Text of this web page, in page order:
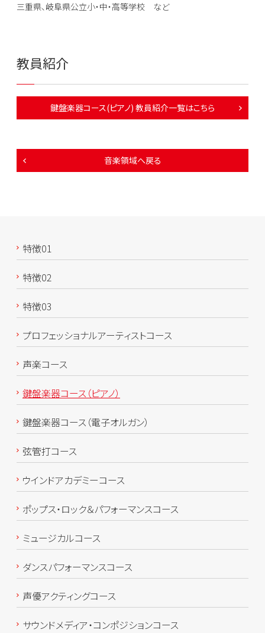
三重県、岐阜県公立小・中・高等学校 など
教員紹介
鍵盤楽器コース(ピアノ) 教員紹介一覧はこちら
音楽領域へ戻る
特徴01
特徴02
特徴03
プロフェッショナルアーティストコース
声楽コース
鍵盤楽器コース（ピアノ）
鍵盤楽器コース（電子オルガン）
弦管打コース
ウインドアカデミーコース
ポップス・ロック＆パフォーマンスコース
ミュージカルコース
ダンスパフォーマンスコース
声優アクティングコース
サウンドメディア・コンポジションコース